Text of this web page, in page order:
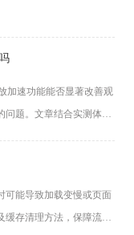
加速功能能否显著改善观
问题。文章结合实测体
可能导致加载变慢或页面
缓存清理方法，保障流畅